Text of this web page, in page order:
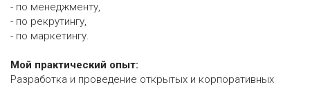
- по менеджменту,
- по рекрутингу,
- по маркетингу.
Мой практический опыт:
Разработка и проведение открытых и корпоративных